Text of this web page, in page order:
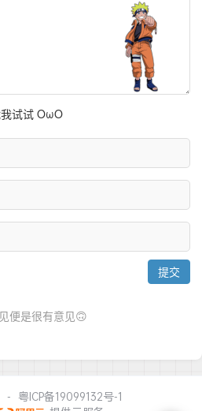
- 粤ICP备19099132号-1